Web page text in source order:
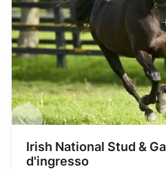
Irish National Stud &
d'ingresso